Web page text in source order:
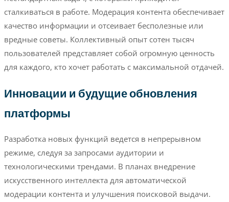
сталкиваться в работе. Модерация контента обеспечивает
качество информации и отсеивает бесполезные или
вредные советы. Коллективный опыт сотен тысяч
пользователей представляет собой огромную ценность
для каждого, кто хочет работать с максимальной отдачей.
Инновации и будущие обновления
платформы
Разработка новых функций ведется в непрерывном
режиме, следуя за запросами аудитории и
технологическими трендами. В планах внедрение
искусственного интеллекта для автоматической
модерации контента и улучшения поисковой выдачи.